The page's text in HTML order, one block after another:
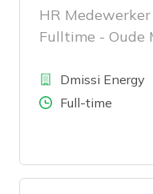
HR
Fulltime - Oude
BedrijfDmissi Energy
Aantal uren
Full-time